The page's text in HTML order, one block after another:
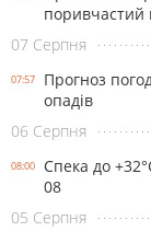
поривчастий
07 Серпня
07:57
Прогноз
опадів
06 Серпня
08:00
Спека до
08
05 Серпня